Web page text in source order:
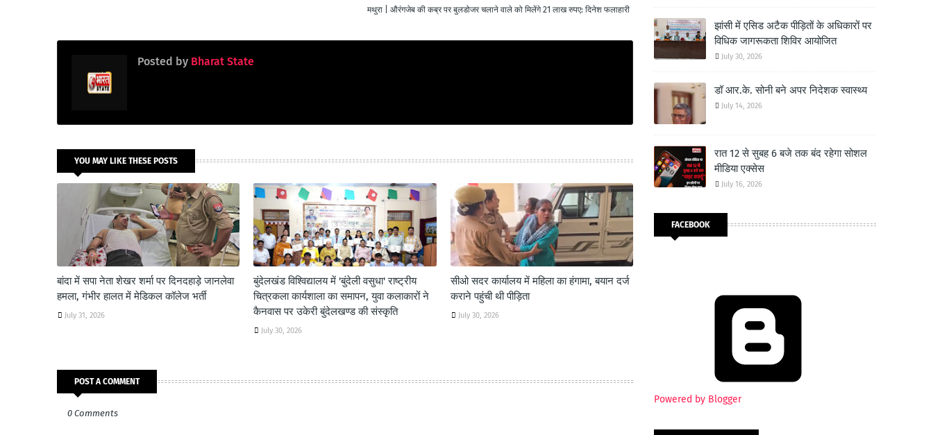
मथुरा | औरंगजेब की कब्र पर बुलडोजर चलाने वाले को मिलेंगे 21 लाख रुपए: दिनेश फलाहारी
Posted by Bharat State
YOU MAY LIKE THESE POSTS
बांदा में सपा नेता शेखर शर्मा पर दिनदहाड़े जानलेवा
हमला, गंभीर हालत में मेडिकल कॉलेज भर्ती
July 31, 2026
बुंदेलखंड विश्विद्यालय में 'बुंदेली वसुधा' राष्ट्रीय
चित्रकला कार्यशाला का समापन, युवा कलाकारों ने
कैनवास पर उकेरी बुंदेलखण्ड की संस्कृति
July 30, 2026
सीओ सदर कार्यालय में महिला का हंगामा, बयान दर्ज
कराने पहुंची थी पीड़िता
July 30, 2026
POST A COMMENT
0 Comments
झांसी में एसिड अटैक पीड़ितों के अधिकारों पर
विधिक जागरूकता शिविर आयोजित
July 30, 2026
डॉ आर.के. सोनी बने अपर निदेशक स्वास्थ्य
July 14, 2026
रात 12 से सुबह 6 बजे तक बंद रहेगा सोशल
मीडिया एक्सेस
July 16, 2026
FACEBOOK
Powered by Blogger